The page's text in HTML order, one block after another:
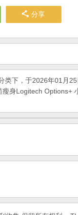
分享
类下，于2026年01月
身Logitech Options+